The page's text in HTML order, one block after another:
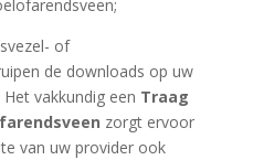
of
de downloads op uw
vakkundig een Traag
zorgt ervoor
van uw provider ook